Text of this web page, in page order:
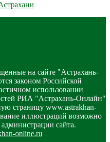
на сайте "Астрахань-
законом Российской
использовании
РИА "Астрахань-Онлайн"
страницу www.astrakhan-
иллюстраций возможно
сайта.
online.ru